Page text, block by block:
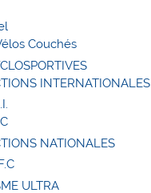
Couchés
INTERNATIONALES
NATIONALES
ULTRA